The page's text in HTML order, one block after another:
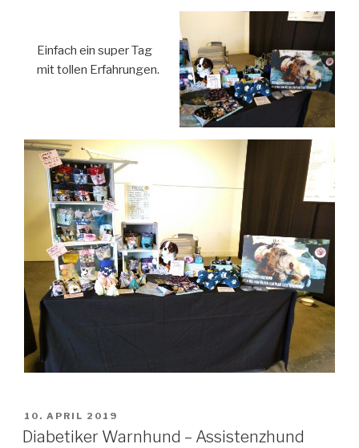
Einfach ein super Tag
mit tollen Erfahrungen.
VERÖFFENTLICHT
AM
10. APRIL 2019
Diabetiker Warnhund – Assistenzhund